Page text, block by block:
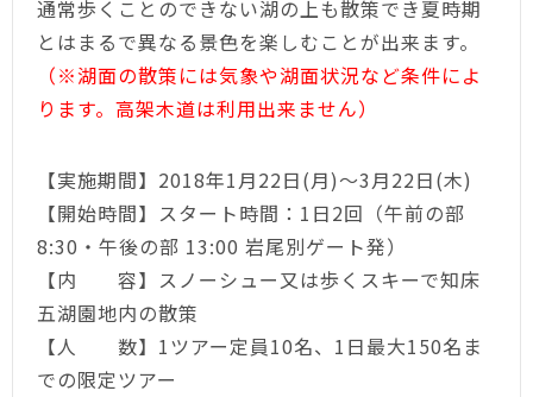
通常歩くことのできない湖の上も散策でき夏時期
とはまるで異なる景色を楽しむことが出来ます。
（※湖面の散策には気象や湖面状況など条件によ
ります。高架木道は利用出来ません）
【実施期間】2018年1月22日(月)～3月22日(木)
【開始時間】スタート時間：1日2回（午前の部
8:30・午後の部 13:00 岩尾別ゲート発）
【内 容】スノーシュー又は歩くスキーで知床
五湖園地内の散策
【人 数】1ツアー定員10名、1日最大150名ま
での限定ツアー